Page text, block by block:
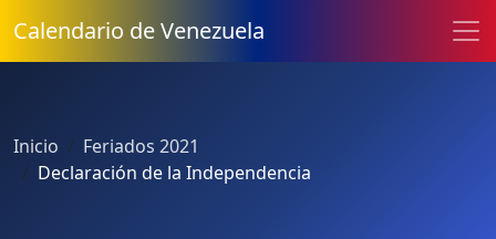
Calendario de Venezuela
Inicio
Feriados 2021
Declaración de la Independencia